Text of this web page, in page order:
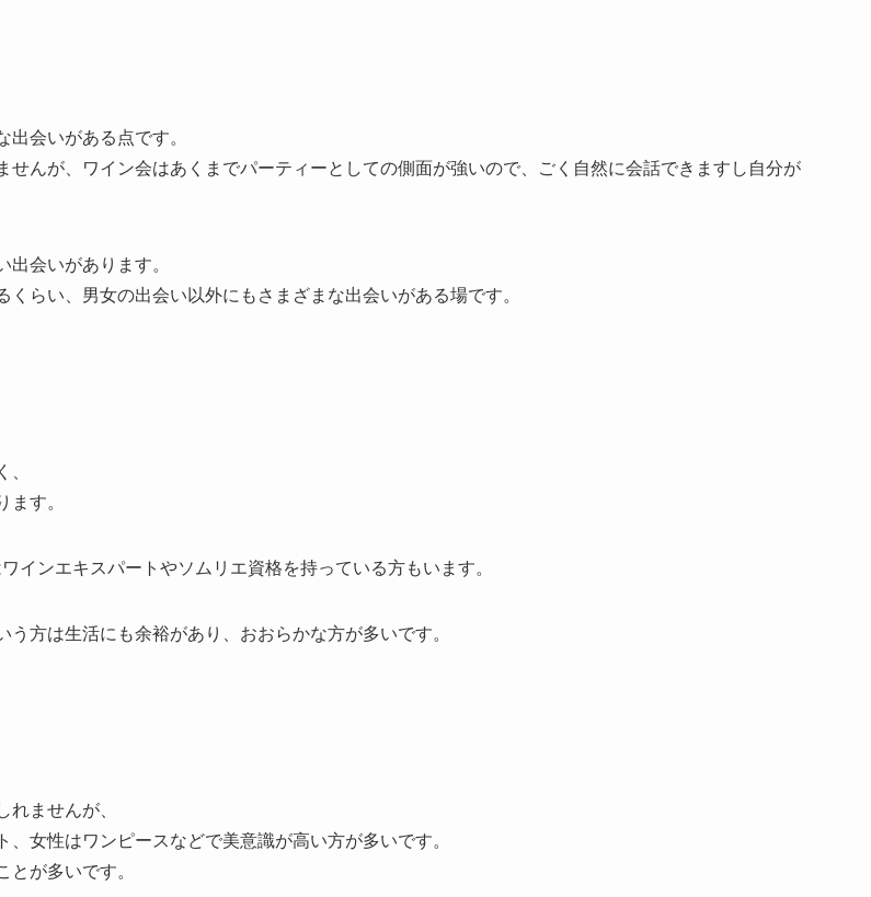
会いがある点です。
んが、ワイン会はあくまでパーティーとしての側面が強いので、ごく自然に会話できますし自分が
会いがあります。
らい、男女の出会い以外にもさまざまな出会いがある場です。
、
す。
ンエキスパートやソムリエ資格を持っている方もいます。
方は生活にも余裕があり、おおらかな方が多いです。
ませんが、
女性はワンピースなどで美意識が高い方が多いです。
が多いです。